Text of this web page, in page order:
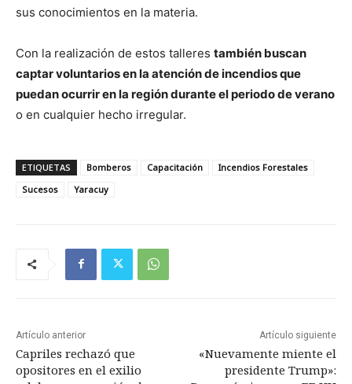
sus conocimientos en la materia.
Con la realización de estos talleres también buscan
captar voluntarios en la atención de incendios que
puedan ocurrir en la región durante el periodo de verano
o en cualquier hecho irregular.
ETIQUETAS Bomberos Capacitación
Incendios Forestales
Sucesos
Yaracuy
Artículo anterior
Capriles rechazó que
opositores en el exilio
Artículo siguiente
«Nuevamente miente el
presidente Trump»: